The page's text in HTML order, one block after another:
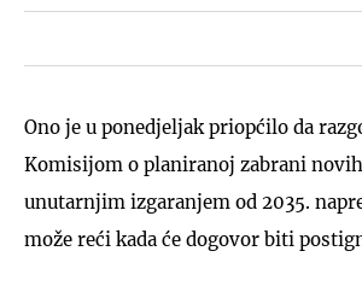
Ono je u ponedjeljak priopćilo da
Komisijom o planiranoj zabrani
unutarnjim izgaranjem od 2035.
može reći kada će dogovor biti